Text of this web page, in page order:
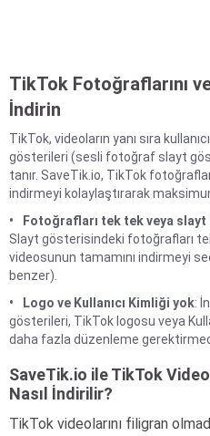
TikTok Fotoğraflarını
İndirin
TikTok, videoların yanı sıra
gösterileri (sesli fotoğraf slayt
tanır. SaveTik.io, TikTok
indirmeyi kolaylaştırarak
Fotoğrafları tek tek veya
Slayt gösterisindeki fotoğrafları
videosunun tamamını indirmeyi
benzer).
Logo ve Kullanıcı Kimliği yok:
gösterileri, TikTok logosu veya
daha fazla düzenleme
SaveTik.io ile TikTok
Nasıl İndirilir?
TikTok videolarını filigran